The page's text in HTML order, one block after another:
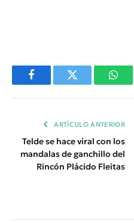
FacebookTwitter
ARTÍCULO ANTERIOR
Telde se hace viral con los
mandalas de ganchillo del
Rincón Plácido Fleitas